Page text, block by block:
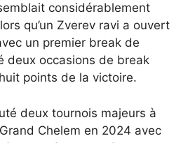
considérablement
qu’un Zverev ravi a ouvert
un premier break de
deux occasions de break
points de la victoire.
deux tournois majeurs à
Chelem en 2024 avec